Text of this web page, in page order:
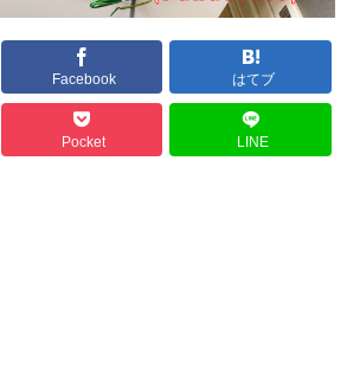
Facebook はてブ
Pocket LINE